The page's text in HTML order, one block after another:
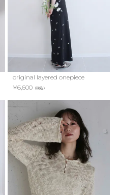
original layered onepiece
¥6,600（税込）